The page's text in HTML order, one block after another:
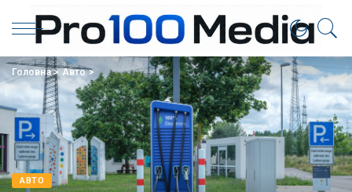
Головна> Авто>
АВТО